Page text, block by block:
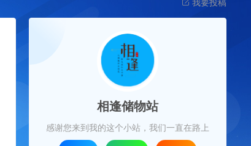
我要投稿
相逢储物站
感谢您来到我的这个小站，我们一直在路上